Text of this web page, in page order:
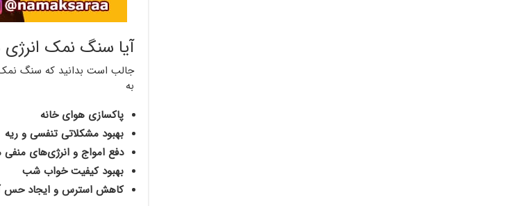
آیا سنگ نمک انرژی
جالب است بدانید که سنگ
به
پاکسازی هوای خانه
بهبود مشکلاتی تنفسی و ریه
دفع امواج و انرژی‌های منفی
بهبود کیفیت خواب شب
کاهش استرس و ایجاد حس